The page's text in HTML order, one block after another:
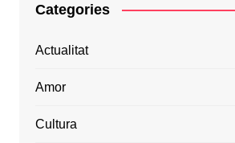
Categories
Actualitat
Amor
Cultura